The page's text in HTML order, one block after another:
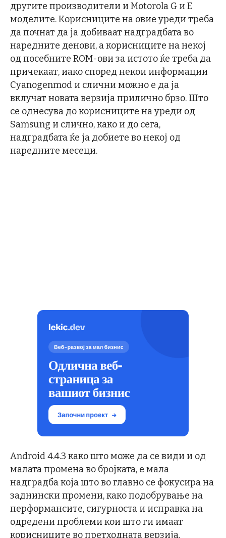
другите производители и Motorola G и Е
моделите. Корисниците на овие уреди треба
да почнат да ја добиваат надградбата во
наредните денови, а корисниците на некој
од посебните ROM-ови за истото ќе треба да
причекаат, иако според некои информации
Cyanogenmod и слични можно е да ја
вклучат новата верзија прилично брзо. Што
се однесува до корисниците на уреди од
Samsung и слично, како и до сега,
надградбата ќе ја добиете во некој од
наредните месеци.
Android 4.4.3 како што може да се види и од
малата промена во бројката, е мала
надградба која што во главно се фокусира на
заднински промени, како подобрување на
перформансите, сигурноста и исправка на
одредени проблеми кои што ги имаат
корисниците во претходната верзија.